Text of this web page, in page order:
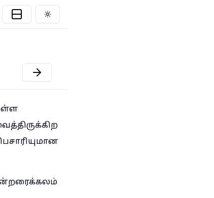
Toggle theme